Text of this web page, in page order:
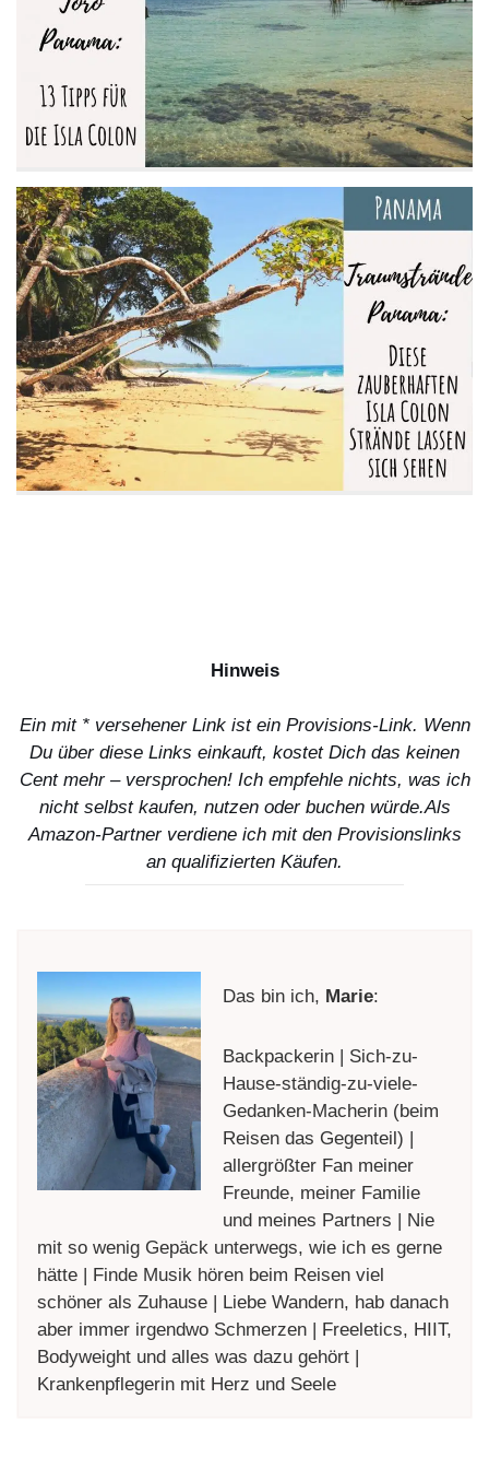
Hinweis
Ein mit * versehener Link ist ein Provisions-Link. Wenn
Du über diese Links einkauft, kostet Dich das keinen
Cent mehr – versprochen! Ich empfehle nichts, was ich
nicht selbst kaufen, nutzen oder buchen würde.Als
Amazon-Partner verdiene ich mit den Provisionslinks
an qualifizierten Käufen.
Das bin ich, Marie:
Backpackerin | Sich-zu-
Hause-ständig-zu-viele-
Gedanken-Macherin (beim
Reisen das Gegenteil) |
allergrößter Fan meiner
Freunde, meiner Familie
und meines Partners | Nie
mit so wenig Gepäck unterwegs, wie ich es gerne
hätte | Finde Musik hören beim Reisen viel
schöner als Zuhause | Liebe Wandern, hab danach
aber immer irgendwo Schmerzen | Freeletics, HIIT,
Bodyweight und alles was dazu gehört |
Krankenpflegerin mit Herz und Seele